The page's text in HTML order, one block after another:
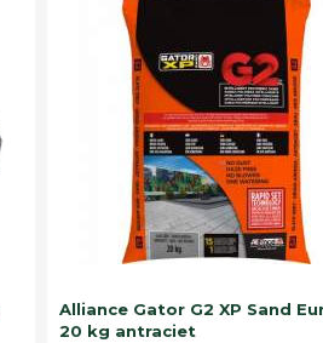
Alliance Gator G2 XP Sand
20 kg antraciet